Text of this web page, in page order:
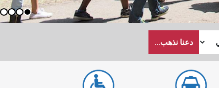
1
2
3
4
دعنا نذهب...